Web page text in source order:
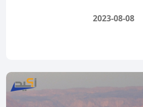
2023-08-08